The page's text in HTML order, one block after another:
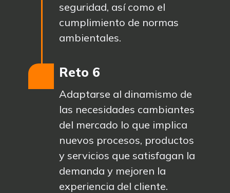
seguridad, así como el
cumplimiento de normas
ambientales.
Reto 6
Adaptarse al dinamismo de
las necesidades cambiantes
del mercado lo que implica
nuevos procesos, productos
y servicios que satisfagan la
demanda y mejoren la
experiencia del cliente.